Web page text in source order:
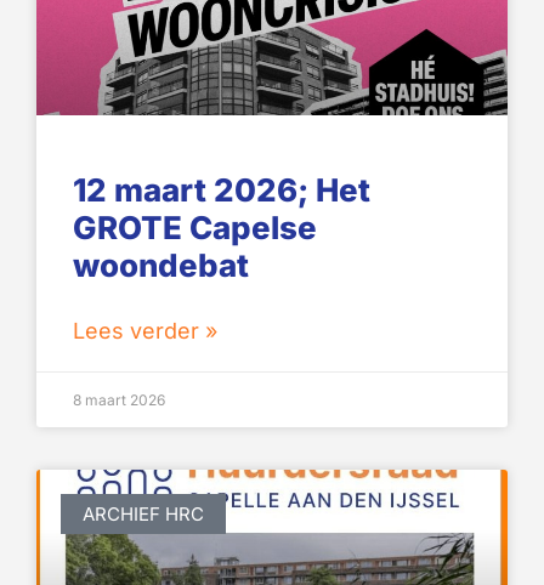
12 maart 2026; Het
GROTE Capelse
woondebat
Lees verder »
8 maart 2026
ARCHIEF HRC